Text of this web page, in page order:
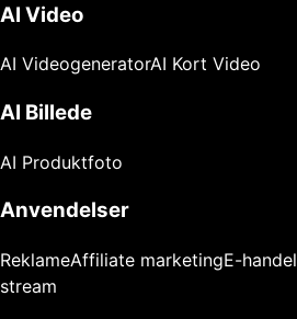
AI Video
AI VideogeneratorAI Kort Video
AI Billede
AI Produktfoto
Anvendelser
ReklameAffiliate marketingE-handel
stream